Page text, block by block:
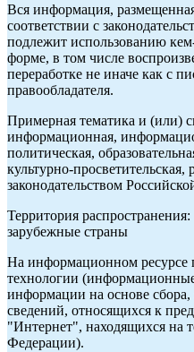
Вся информация,
соответствии с
подлежит использованию
форме, в том числе
переработке не иначе как с
правообладателя.
Примерная тематика и (или)
информационная,
политическая,
культурно-просветительская,
законодательством
Территория
зарубежные страны
На информационном ресурсе
технологии
информации на основе сбора,
сведений, относящихся к
"Интернет", находящихся на
Федерации).